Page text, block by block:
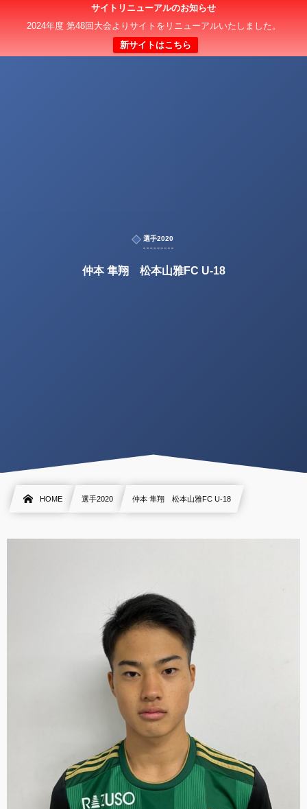
サイトリニューアルのお知らせ
2024年度 第48回大会よりサイトをリニューアルいたしました。
新サイトはこちら
選手2020
仲本 隼翔 松本山雅FC U-18
HOME 選手2020 仲本 隼翔 松本山雅FC U-18